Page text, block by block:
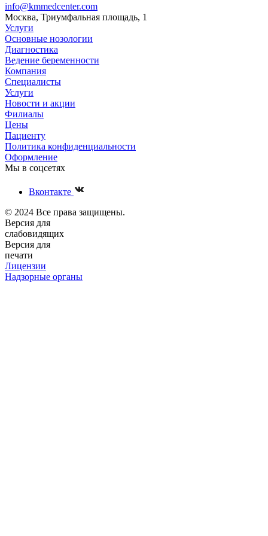
info@kmmedcenter.com
Москва, Триумфальная площадь, 1
Услуги
Основные нозологии
Диагностика
Ведение беременности
Компания
Специалисты
Услуги
Новости и акции
Филиалы
Цены
Пациенту
Политика конфиденциальности
Оформление
Мы в соцсетях
Вконтакте
© 2024 Все права защищены.
Версия для
слабовидящих
Версия для
печати
Лицензии
Надзорные органы